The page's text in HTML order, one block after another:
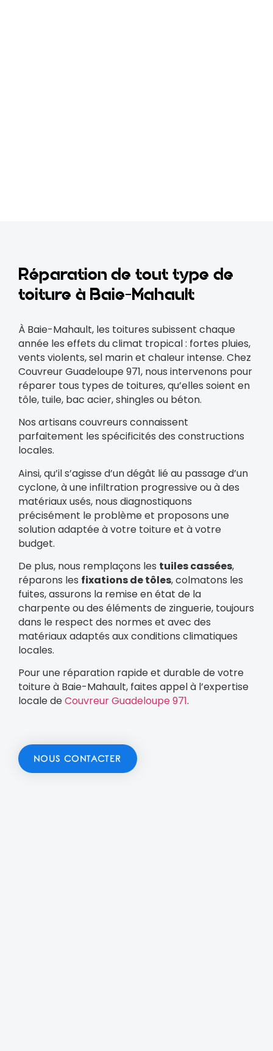
Réparation de tout type de
toiture à Baie-Mahault
À Baie-Mahault, les toitures subissent chaque
année les effets du climat tropical : fortes pluies,
vents violents, sel marin et chaleur intense. Chez
Couvreur Guadeloupe 971, nous intervenons pour
réparer tous types de toitures, qu’elles soient en
tôle, tuile, bac acier, shingles ou béton.
Nos artisans couvreurs connaissent
parfaitement les spécificités des constructions
locales.
Ainsi, qu’il s’agisse d’un dégât lié au passage d’un
cyclone, à une infiltration progressive ou à des
matériaux usés, nous diagnostiquons
précisément le problème et proposons une
solution adaptée à votre toiture et à votre
budget.
De plus, nous remplaçons les tuiles cassées,
réparons les fixations de tôles, colmatons les
fuites, assurons la remise en état de la
charpente ou des éléments de zinguerie, toujours
dans le respect des normes et avec des
matériaux adaptés aux conditions climatiques
locales.
Pour une réparation rapide et durable de votre
toiture à Baie-Mahault, faites appel à l’expertise
locale deCouvreur Guadeloupe 971.
NOUS CONTACTER